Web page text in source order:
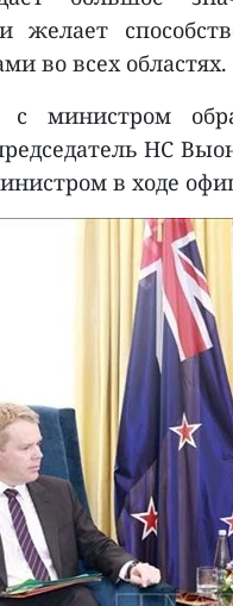
желает
во всех областях.
с министром
НС
в ходе